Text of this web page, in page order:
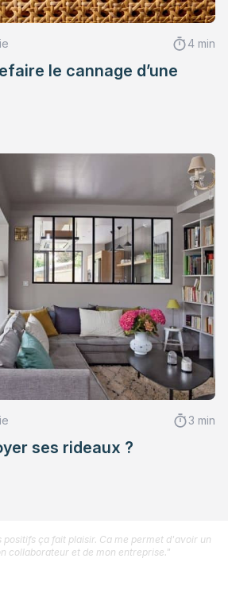
4 min
le cannage d’une
3 min
ses rideaux ?
positifs ça fait plaisir. Ca me permet d'avoir un
collaborateur et de mon entreprise."